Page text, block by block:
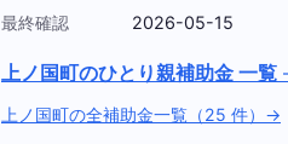
最終確認
2026-05-15
上ノ国町のひとり親補助金 一覧
上ノ国町の全補助金一覧（25 件）→